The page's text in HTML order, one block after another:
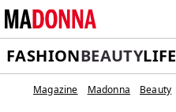
FASHIONBEAUTYLIFE
Magazine Madonna Beauty